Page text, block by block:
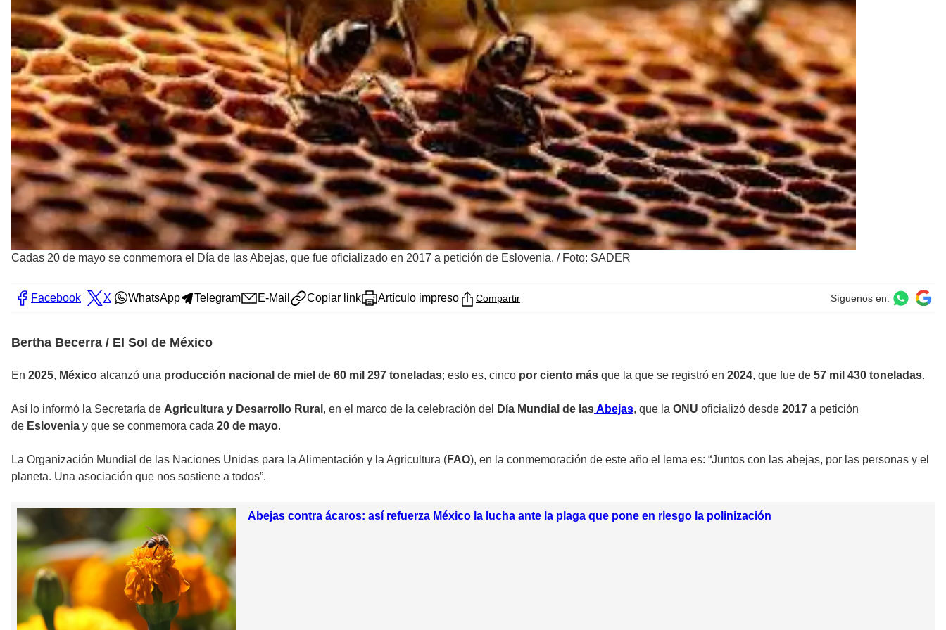
Cadas 20 de mayo se conmemora el Día de las Abejas, que fue oficializado en 2017 a petición de Eslovenia. / Foto: SADER
Facebook X WhatsApp Telegram E-Mail Copiar link Artículo impreso Compartir Síguenos en:
Bertha Becerra / El Sol de México
En 2025, México alcanzó una producción nacional de miel de 60 mil 297 toneladas; esto es, cinco por ciento más que la que se registró en 2024, que fue de 57 mil 430 toneladas.
Así lo informó la Secretaría de Agricultura y Desarrollo Rural , en el marco de la celebración del Día Mundial de lasAbejas, que la ONU oficializó desde 2017 a petición
de Eslovenia y que se conmemora cada 20 de mayo.
La Organización Mundial de las Naciones Unidas para la Alimentación y la Agricultura (FAO), en la conmemoración de este año el lema es: “Juntos con las abejas, por las personas y el
planeta. Una asociación que nos sostiene a todos”.
Abejas contra ácaros: así refuerza México la lucha ante la plaga que pone en riesgo la polinización